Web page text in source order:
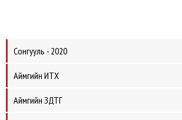
Сонгууль - 2020
Аймгийн ИТХ
Аймгийн ЗДТГ